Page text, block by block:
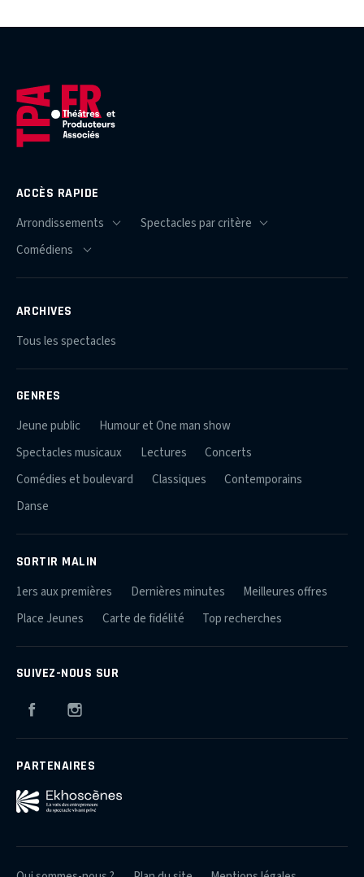
ACCÈS RAPIDE
ARCHIVES
Tous les spectacles
GENRES
Jeune public
Humour et One man show
Spectacles musicaux
Lectures
Concerts
Comédies et boulevard
Classiques
Contemporains
Danse
SORTIR MALIN
1ers aux premières Dernières minutes
Meilleures offres
Place Jeunes
Carte de fidélité Top recherches
SUIVEZ-NOUS SUR
Facebook
PARTENAIRES